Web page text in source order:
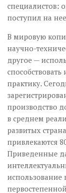
специалистов:
поступил на
В мировую
научно-
другое —
практику.
производство
в среднем
развитых
привлекаются
Приведенные
использование